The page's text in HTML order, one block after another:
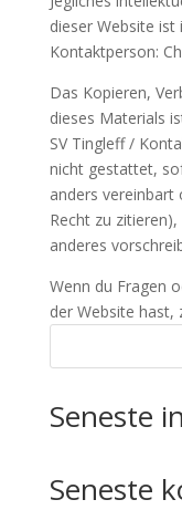
dieser Website
Kontaktperson:
Das Kopieren,
dieses Materials
SV Tingleff /
nicht gestattet,
anders vereinbart
Recht zu
anderes
Wenn du Fragen
der Website hast,
Seneste
Seneste